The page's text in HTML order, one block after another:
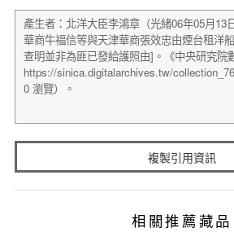
複製引用資訊
相關推薦藏品